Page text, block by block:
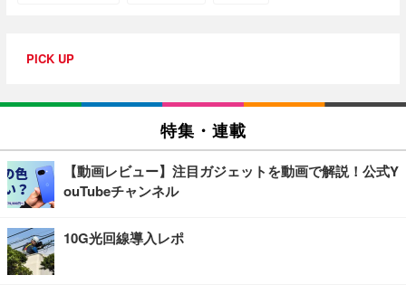
PICK UP
特集・連載
【動画レビュー】注目ガジェットを動画で解説！公式Y
ouTubeチャンネル
10G光回線導入レポ